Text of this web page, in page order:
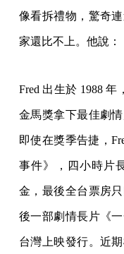
像看拆禮物，驚奇
家還比不上。他說：
Fred 出生於 1988
金馬獎拿下最佳劇
即使在獎季告捷，
事件》，四小時片
金，最後全台票房
後一部劇情長片《
台灣上映發行。近